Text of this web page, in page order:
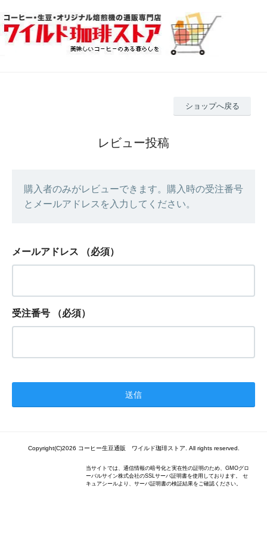
ショップへ戻る
レビュー投稿
購入者のみがレビューできます。購入時の受注番号
とメールアドレスを入力してください。
メールアドレス （必須）
受注番号 （必須）
Copyright(C)2026 コーヒー生豆通販 ワイルド珈琲ストア. All rights reserved.
当サイトでは、通信情報の暗号化と実在性の証明のため、GMOグロ
ーバルサイン株式会社のSSLサーバ証明書を使用しております。 セ
キュアシールより、サーバ証明書の検証結果をご確認ください。